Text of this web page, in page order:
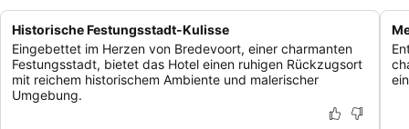
Historische Festungsstadt-Kulisse
Eingebettet im Herzen von Bredevoort, einer charmanten
Festungsstadt, bietet das Hotel einen ruhigen Rückzugsort
mit reichem historischem Ambiente und malerischer
Umgebung.